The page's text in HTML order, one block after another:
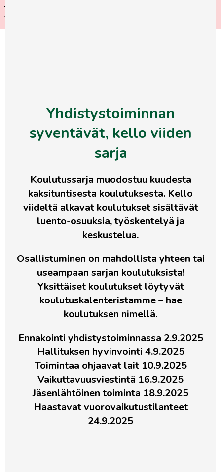
Tule mukaan jäsenristeilylle
Tukholmaan!
Yhdistystoiminnan
syventävät, kello viiden
sarja
Koulutussarja muodostuu kuudesta
kaksituntisesta koulutuksesta. Kello
viideltä alkavat koulutukset sisältävät
luento-osuuksia, työskentelyä ja
keskustelua.
Osallistuminen on mahdollista yhteen tai
useampaan sarjan koulutuksista!
Yksittäiset koulutukset löytyvät
koulutuskalenteristamme – hae
koulutuksen nimellä.
Ennakointi yhdistystoiminnassa 2.9.2025
Hallituksen hyvinvointi 4.9.2025
Toimintaa ohjaavat lait 10.9.2025
Vaikuttavuusviestintä 16.9.2025
Jäsenlähtöinen toiminta 18.9.2025
Haastavat vuorovaikutustilanteet
24.9.2025